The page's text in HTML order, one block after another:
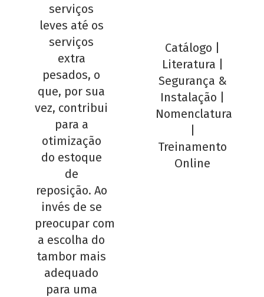
serviços
leves até os
serviços
extra
pesados, o
que, por sua
vez, contribui
para a
otimização
do estoque
de
reposição. Ao
invés de se
preocupar com
a escolha do
tambor mais
adequado
para uma
Catálogo
Literatura
Segurança &
Instalação
Nomenclatura
Treinamento
Online